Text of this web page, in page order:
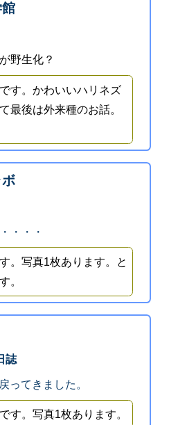
野生化？
す。かわいいハリネズ
最後は外来種のお話。
・・・
。写真1枚あります。と
。
誌
ってきました。
す。写真1枚あります。